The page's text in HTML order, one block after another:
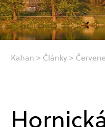
Kahan > Články>